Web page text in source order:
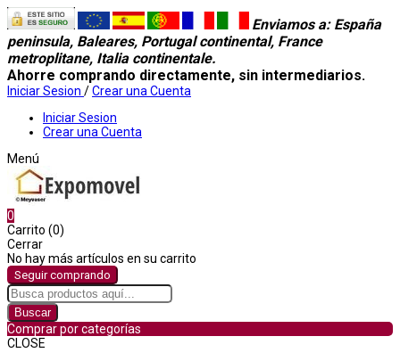
Enviamos a: España
peninsula, Baleares, Portugal continental, France
metroplitane, Italia continentale.
Ahorre comprando directamente, sin intermediarios.
Iniciar Sesion /Crear una Cuenta
Iniciar Sesion
Crear una Cuenta
Menú
0
Carrito (0)
Cerrar
No hay más artículos en su carrito
Seguir comprando
Buscar
Comprar por categorías
CLOSE